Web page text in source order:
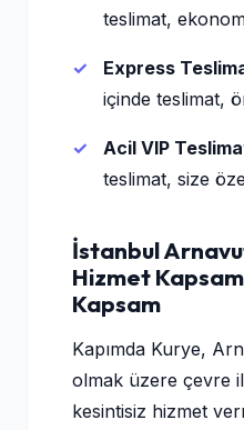
teslimat,
Express
içinde teslimat,
Acil VIP
teslimat, size
İstanbul
Hizmet
Kapsam
Kapımda Kurye,
olmak üzere çevre
kesintisiz hizmet